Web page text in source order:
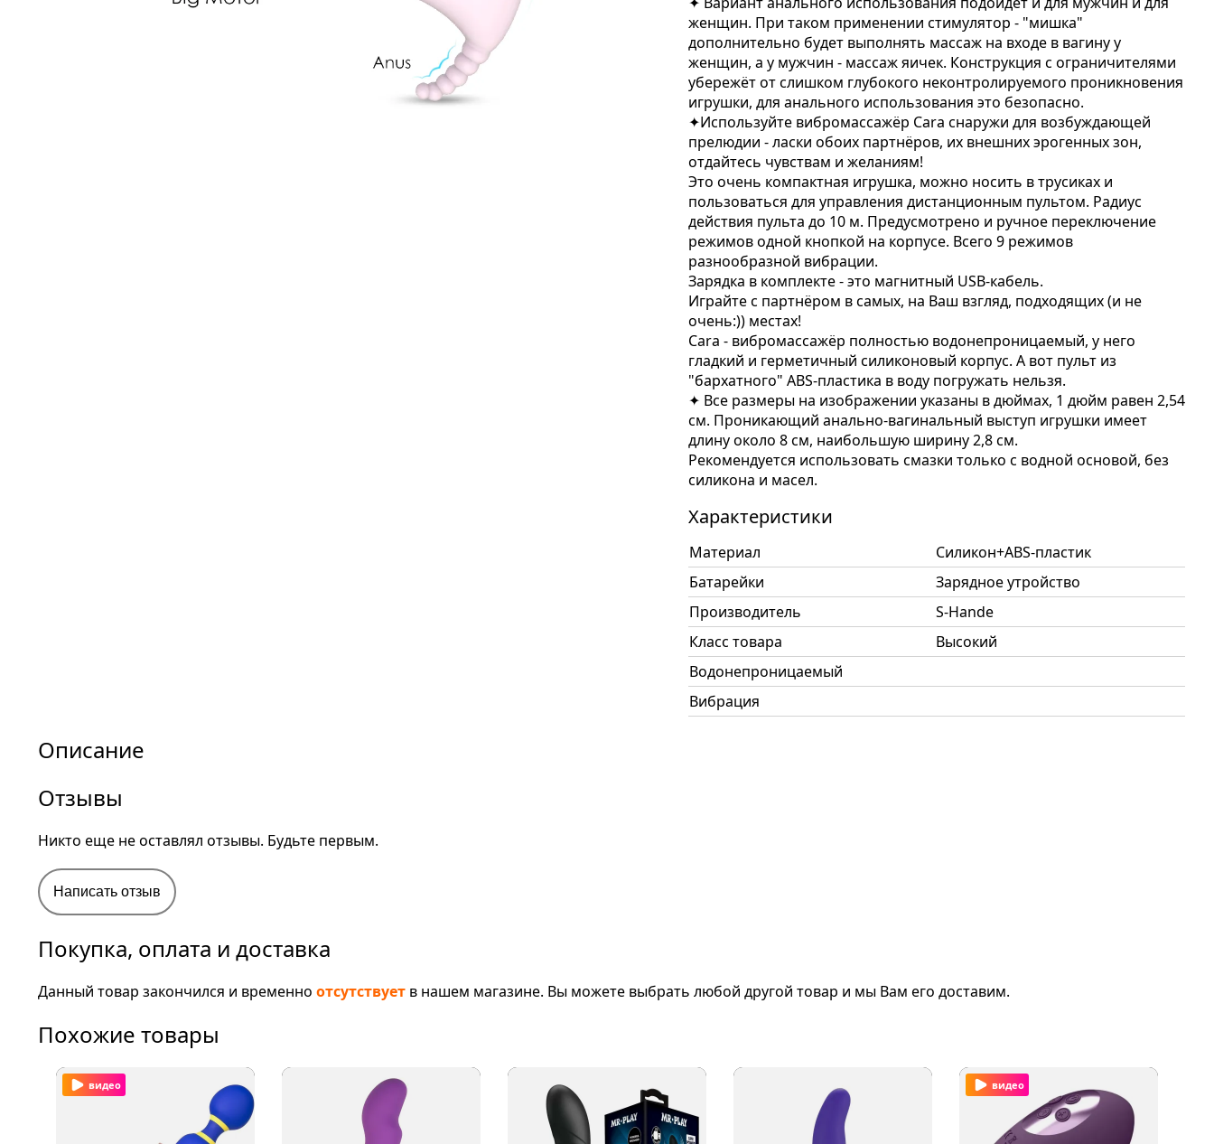
женщин. При таком применении стимулятор - "мишка"
дополнительно будет выполнять массаж на входе в вагину у
женщин, а у мужчин - массаж яичек. Конструкция с ограничителями
убережёт от слишком глубокого неконтролируемого проникновения
игрушки, для анального использования это безопасно.
✦Используйте вибромассажёр Cara снаружи для возбуждающей
прелюдии - ласки обоих партнёров, их внешних эрогенных зон,
отдайтесь чувствам и желаниям!
Это очень компактная игрушка, можно носить в трусиках и
пользоваться для управления дистанционным пультом. Радиус
действия пульта до 10 м. Предусмотрено и ручное переключение
режимов одной кнопкой на корпусе. Всего 9 режимов
разнообразной вибрации.
Зарядка в комплекте - это магнитный USB-кабель.
Играйте с партнёром в самых, на Ваш взгляд, подходящих (и не
очень:)) местах!
Cara - вибромассажёр полностью водонепроницаемый, у него
гладкий и герметичный силиконовый корпус. А вот пульт из
"бархатного" ABS-пластика в воду погружать нельзя.
✦ Все размеры на изображении указаны в дюймах, 1 дюйм равен 2,54
см. Проникающий анально-вагинальный выступ игрушки имеет
длину около 8 см, наибольшую ширину 2,8 см.
Рекомендуется использовать смазки только с водной основой, без
силикона и масел.
Характеристики
Материал
Силикон+ABS-пластик
Батарейки
Зарядное утройство
Производитель
S-Hande
Класс товара
Высокий
Водонепроницаемый
Вибрация
Описание
Отзывы
Никто еще не оставлял отзывы. Будьте первым.
Написать отзыв
Покупка, оплата и доставка
Данный товар закончился и временно отсутствует в нашем магазине. Вы можете выбрать любой другой товар и мы Вам его доставим.
Похожие товары
видео видео